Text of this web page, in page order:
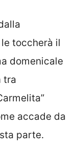
le toccherà il
domenicale
tra
accade da
parte.